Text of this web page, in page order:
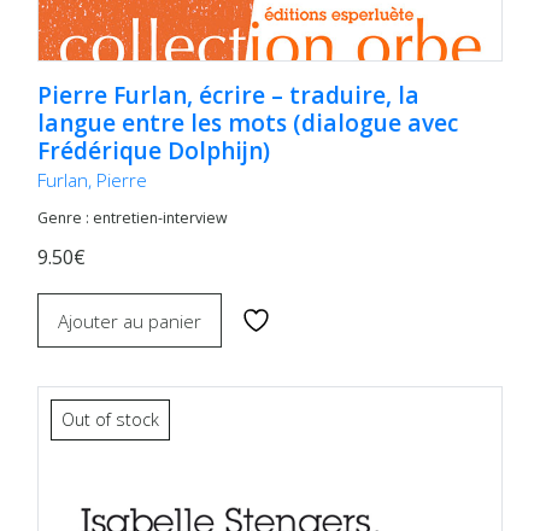
Pierre Furlan, écrire – traduire, la
langue entre les mots (dialogue avec
Frédérique Dolphijn)
Furlan, Pierre
Genre : entretien-interview
9.50€
Ajouter au panier
Out of stock